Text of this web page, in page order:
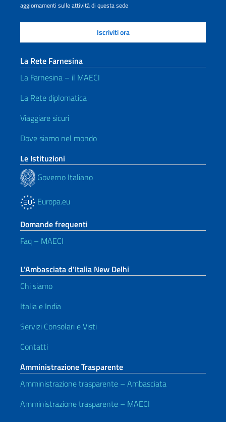
aggiornamenti sulle attività di questa sede
La Rete Farnesina
La Farnesina – il MAECI
La Rete diplomatica
Viaggiare sicuri
Dove siamo nel mondo
Le Istituzioni
Governo Italiano
Europa.eu
Domande frequenti
Faq – MAECI
L’Ambasciata d’Italia New Delhi
Chi siamo
Italia e India
Servizi Consolari e Visti
Contatti
Amministrazione Trasparente
Amministrazione trasparente – Ambasciata
Amministrazione trasparente – MAECI